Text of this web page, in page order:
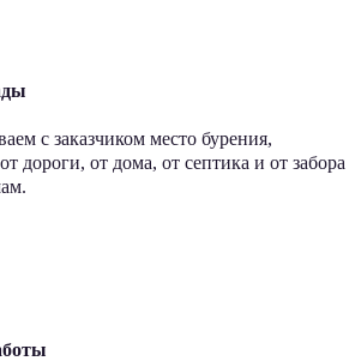
с заказчиком место бурения,
дороги, от дома, от септика и от забора